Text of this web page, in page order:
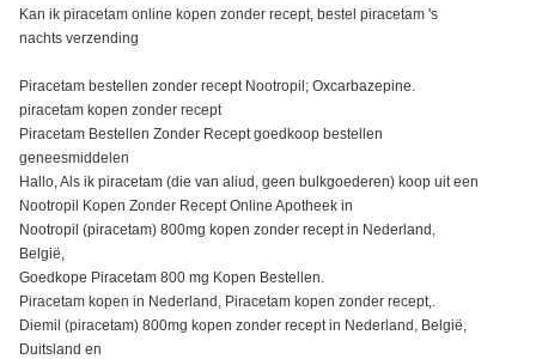
Kan ik piracetam online kopen zonder recept, bestel piracetam 's
nachts verzending
Piracetam bestellen zonder recept Nootropil; Oxcarbazepine.
piracetam kopen zonder recept
Piracetam Bestellen Zonder Recept goedkoop bestellen
geneesmiddelen
Hallo, Als ik piracetam (die van aliud, geen bulkgoederen) koop uit een
Nootropil Kopen Zonder Recept Online Apotheek in
Nootropil (piracetam) 800mg kopen zonder recept in Nederland,
België,
Goedkope Piracetam 800 mg Kopen Bestellen.
Piracetam kopen in Nederland, Piracetam kopen zonder recept,.
Diemil (piracetam) 800mg kopen zonder recept in Nederland, België,
Duitsland en